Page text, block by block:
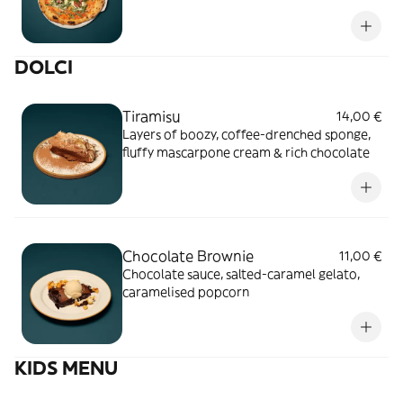
DOLCI
Tiramisu
14,00 €
Layers of boozy, coffee-drenched sponge,
fluffy mascarpone cream & rich chocolate
Chocolate Brownie
11,00 €
Chocolate sauce, salted-caramel gelato,
caramelised popcorn
KIDS MENU